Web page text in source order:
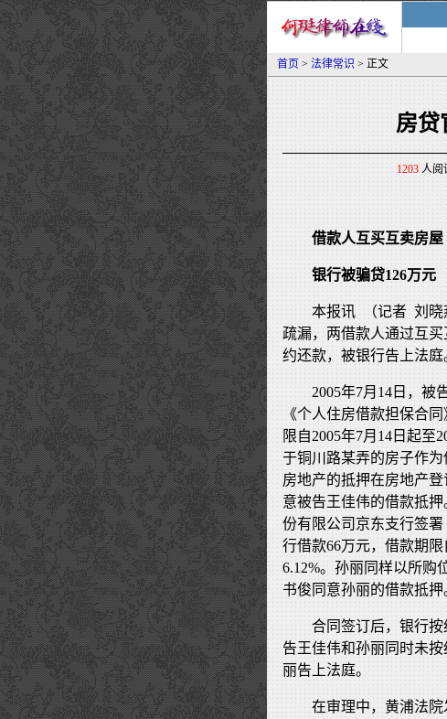
首页 > 法律常识 > 正文
房贷
1203人阅
借款人互买互卖房屋
银行被骗贷126万元
本报讯 （记者 刘晓
疏漏，两借款人通过互
约还款，被银行告上法
2005年7月14日，被
《个人住房借款担保合
限自2005年7月14日起至
于铜川路某弄的房子作
房地产的抵押在房地产
意被告王佳伟的借款抵
份有限公司京东支行签
行借款66万元，借款期限
6.12%。孙丽同样以所购
书俊同意孙丽的借款抵押
合同签订后，银行
告王佳伟和孙丽同时未
丽告上法庭。
在审理中，黄浦法